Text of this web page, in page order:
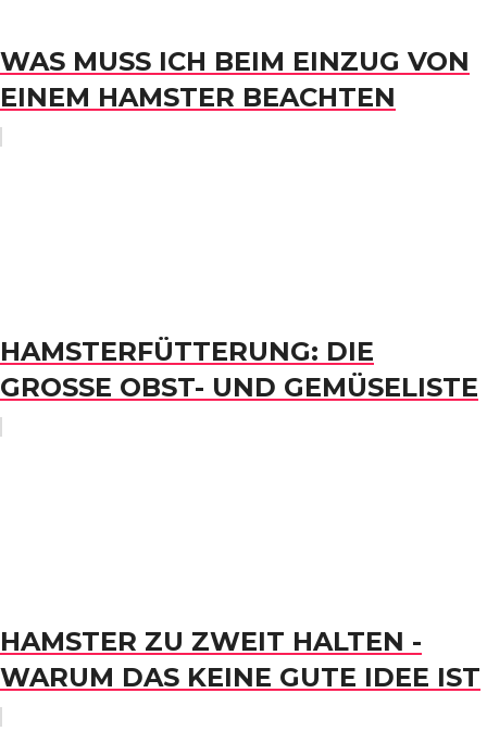
WAS MUSS ICH BEIM EINZUG VON
EINEM HAMSTER BEACHTEN
HAMSTERFÜTTERUNG: DIE
GROSSE OBST- UND GEMÜSELISTE
HAMSTER ZU ZWEIT HALTEN -
WARUM DAS KEINE GUTE IDEE IST